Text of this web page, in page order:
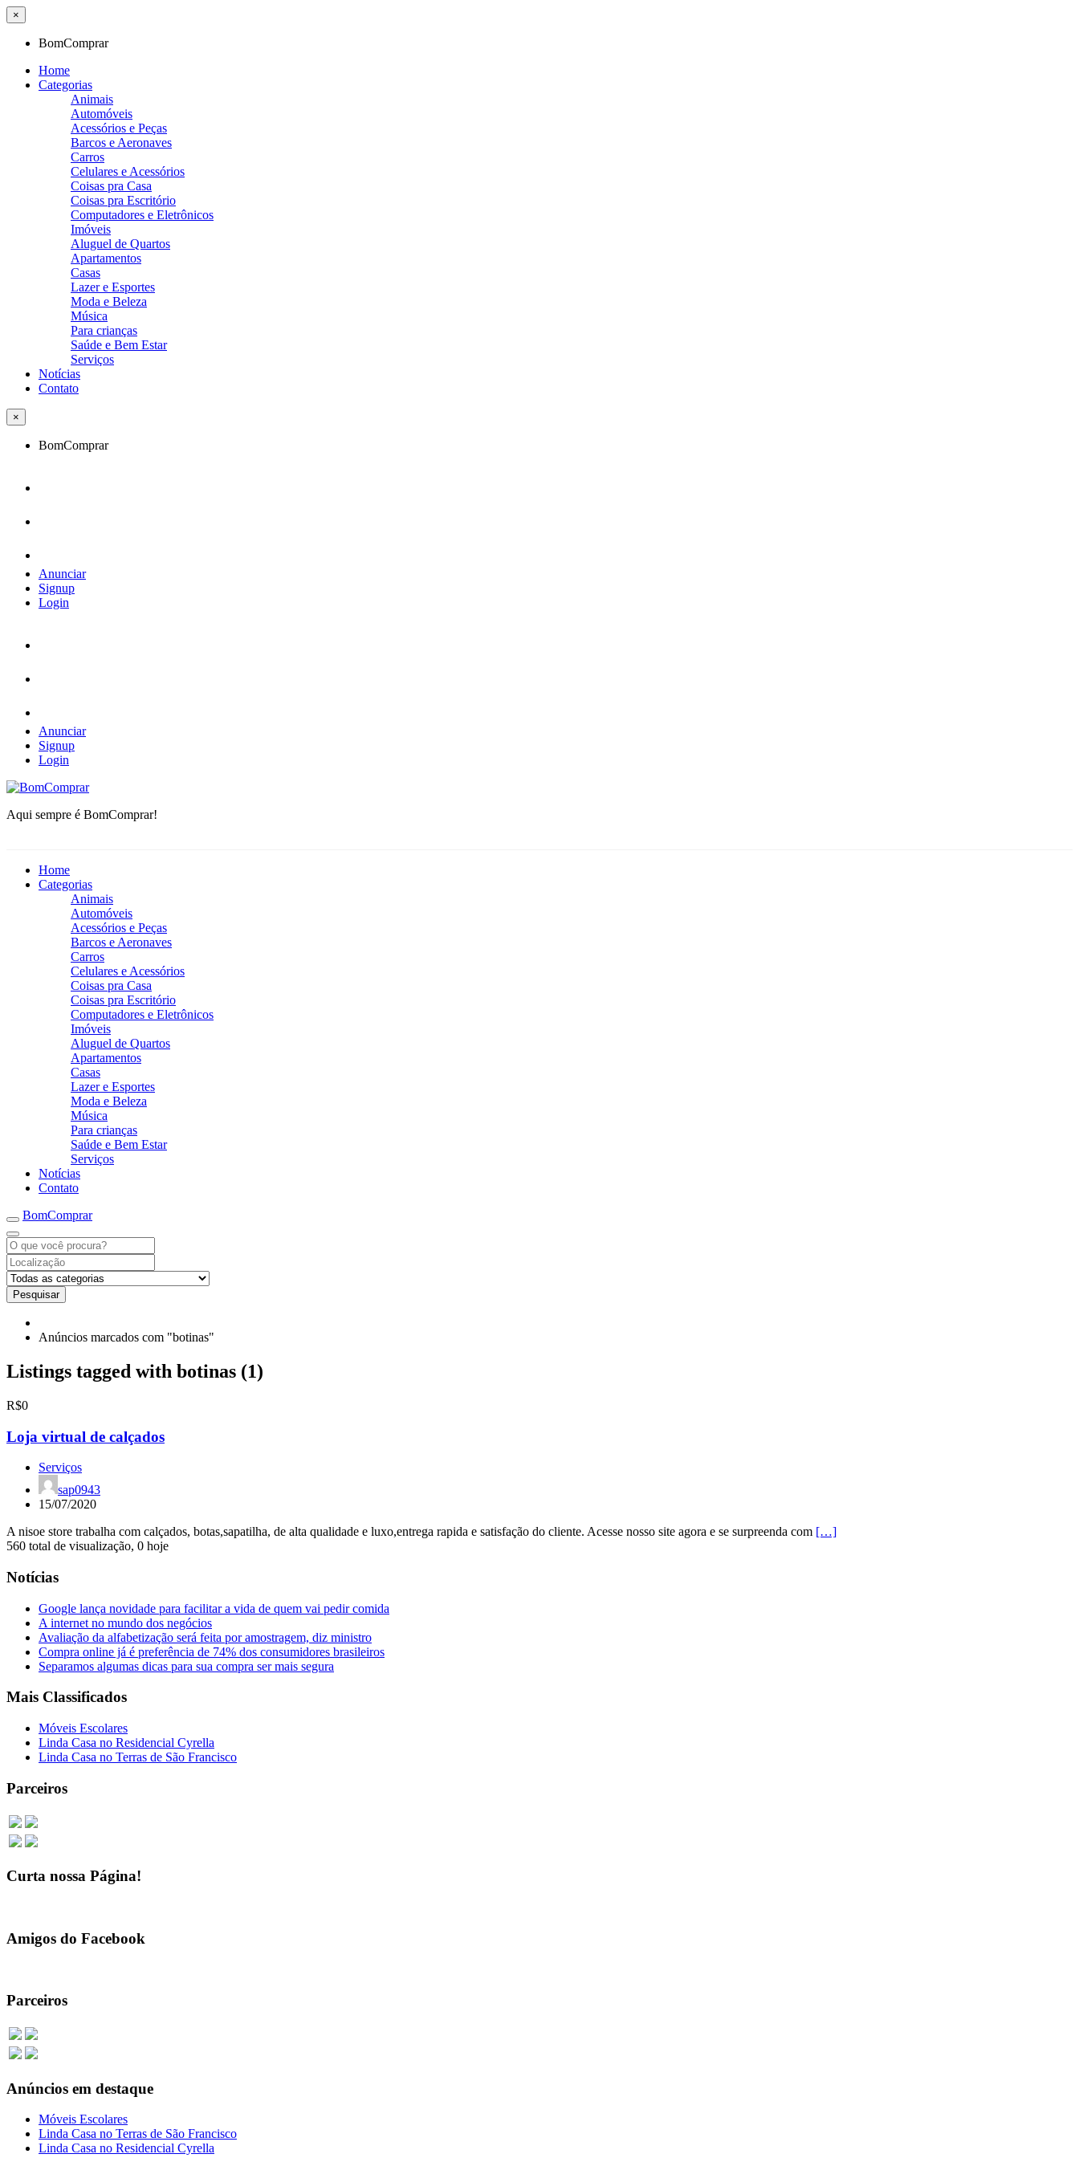
×
BomComprar
Home
Categorias
Animais
Automóveis
Acessórios e Peças
Barcos e Aeronaves
Carros
Celulares e Acessórios
Coisas pra Casa
Coisas pra Escritório
Computadores e Eletrônicos
Imóveis
Aluguel de Quartos
Apartamentos
Casas
Lazer e Esportes
Moda e Beleza
Música
Para crianças
Saúde e Bem Estar
Serviços
Notícias
Contato
×
BomComprar
Anunciar
Signup
Login
Anunciar
Signup
Login
BomComprar
Aqui sempre é BomComprar!
Home
Categorias
Animais
Automóveis
Acessórios e Peças
Barcos e Aeronaves
Carros
Celulares e Acessórios
Coisas pra Casa
Coisas pra Escritório
Computadores e Eletrônicos
Imóveis
Aluguel de Quartos
Apartamentos
Casas
Lazer e Esportes
Moda e Beleza
Música
Para crianças
Saúde e Bem Estar
Serviços
Notícias
Contato
BomComprar
Pesquisar
Anúncios marcados com "botinas"
Listings tagged with botinas (1)
R$0
Loja virtual de calçados
Serviços
sap0943
15/07/2020
A nisoe store trabalha com calçados, botas,sapatilha, de alta qualidade e luxo,entrega rapida e satisfação do cliente. Acesse nosso site agora e se surpreenda com […]
560 total de visualização, 0 hoje
Notícias
Google lança novidade para facilitar a vida de quem vai pedir comida
A internet no mundo dos negócios
Avaliação da alfabetização será feita por amostragem, diz ministro
Compra online já é preferência de 74% dos consumidores brasileiros
Separamos algumas dicas para sua compra ser mais segura
Mais Classificados
Móveis Escolares
Linda Casa no Residencial Cyrella
Linda Casa no Terras de São Francisco
Parceiros
Curta nossa Página!
Amigos do Facebook
Parceiros
Anúncios em destaque
Móveis Escolares
Linda Casa no Terras de São Francisco
Linda Casa no Residencial Cyrella